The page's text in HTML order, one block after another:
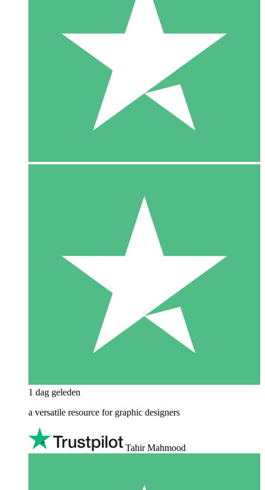
1 dag geleden
a versatile resource for graphic designers
Tahir Mahmood